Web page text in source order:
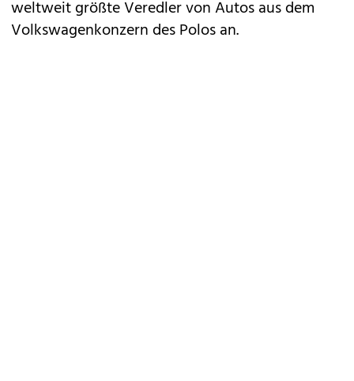
weltweit größte Veredler von Autos aus dem
Volkswagenkonzern des Polos an.